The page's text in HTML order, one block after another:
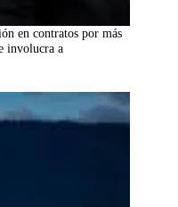
en contratos por más
involucra a